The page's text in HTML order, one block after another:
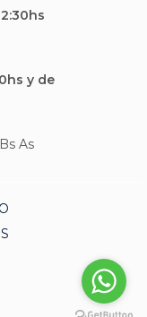
y de
As